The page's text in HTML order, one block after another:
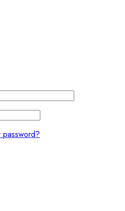
password?